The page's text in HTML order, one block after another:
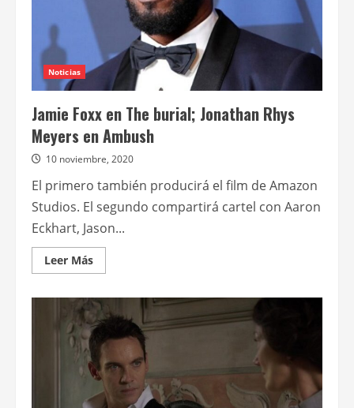
survivalist
Noticias
Jamie Foxx en The burial; Jonathan Rhys
Meyers en Ambush
10 noviembre, 2020
El primero también producirá el film de Amazon
Studios. El segundo compartirá cartel con Aaron
Eckhart, Jason...
Leer MásLeer
más
Jamie
Foxx
en
The
burial;
Jonathan
Rhys
Meyers
en
Ambush